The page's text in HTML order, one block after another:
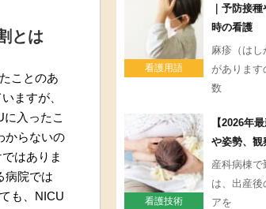
とは
ことのあ
ますが、
入ったこ
からないの
はありま
病院では
も、NICU
看護用語
｜予防接
時の看護
麻疹（は
がありま
数
看護技術
【2026年
や姿勢、観
産科病棟で
は、出産後
アを